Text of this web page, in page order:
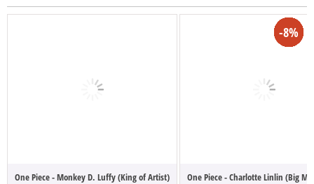
One Piece - Monkey D. Luffy (King of Artist) One Piece - Charlotte Linlin (Big
-8%
-4%
-3%
-10%
-5%
-8%
-8%
-8%
-10%
-9%
-5%
-9%
-25%
-25%
-8%
-5%
-3%
-8%